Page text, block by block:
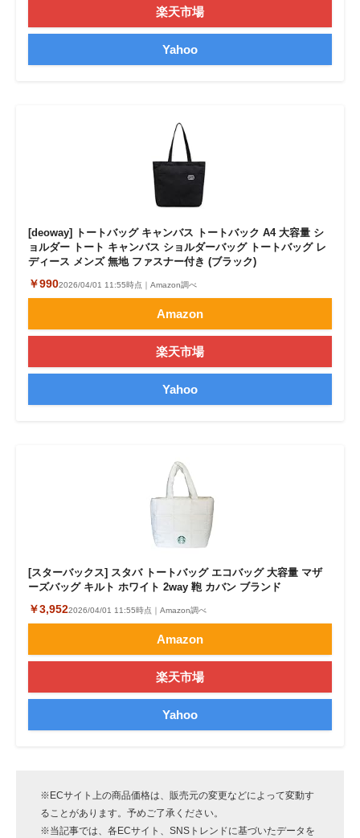
楽天市場
Yahoo
[deoway] トートバッグ キャンバス トートバック A4 大容量 シ
ョルダー トート キャンバス ショルダーバッグ トートバッグ レ
ディース メンズ 無地 ファスナー付き (ブラック)
￥9902026/04/01 11:55時点｜Amazon調べ
Amazon
楽天市場
Yahoo
[スターバックス] スタバ トートバッグ エコバッグ 大容量 マザ
ーズバッグ キルト ホワイト 2way 鞄 カバン ブランド
￥3,9522026/04/01 11:55時点｜Amazon調べ
Amazon
楽天市場
Yahoo
※ECサイト上の商品価格は、販売元の変更などによって変動す
ることがあります。予めご了承ください。
※当記事では、各ECサイト、SNSトレンドに基づいたデータを